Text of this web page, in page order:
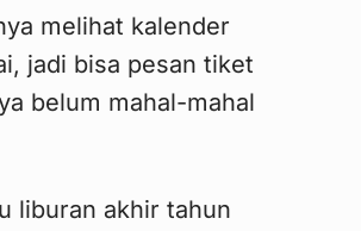
melihat kalender
jadi bisa pesan tiket
belum mahal-mahal
liburan akhir tahun